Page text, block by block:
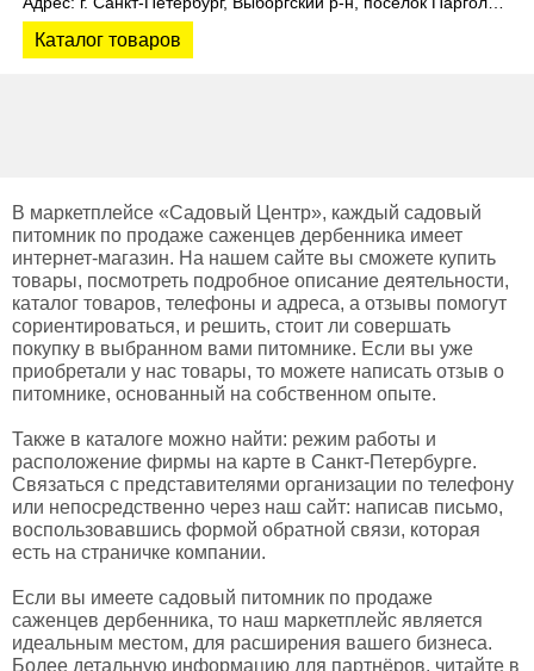
Каталог товаров
В маркетплейсе «Садовый Центр», каждый садовый
питомник по продаже саженцев дербенника имеет
интернет-магазин. На нашем сайте вы сможете купить
товары, посмотреть подробное описание деятельности,
каталог товаров, телефоны и адреса, а отзывы помогут
сориентироваться, и решить, стоит ли совершать
покупку в выбранном вами питомнике. Если вы уже
приобретали у нас товары, то можете написать отзыв о
питомнике, основанный на собственном опыте.
Также в каталоге можно найти: режим работы и
расположение фирмы на карте в Санкт-Петербурге.
Связаться с представителями организации по телефону
или непосредственно через наш сайт: написав письмо,
воспользовавшись формой обратной связи, которая
есть на страничке компании.
Если вы имеете садовый питомник по продаже
саженцев дербенника, то наш маркетплейс является
идеальным местом, для расширения вашего бизнеса.
Более детальную информацию для партнёров, читайте в